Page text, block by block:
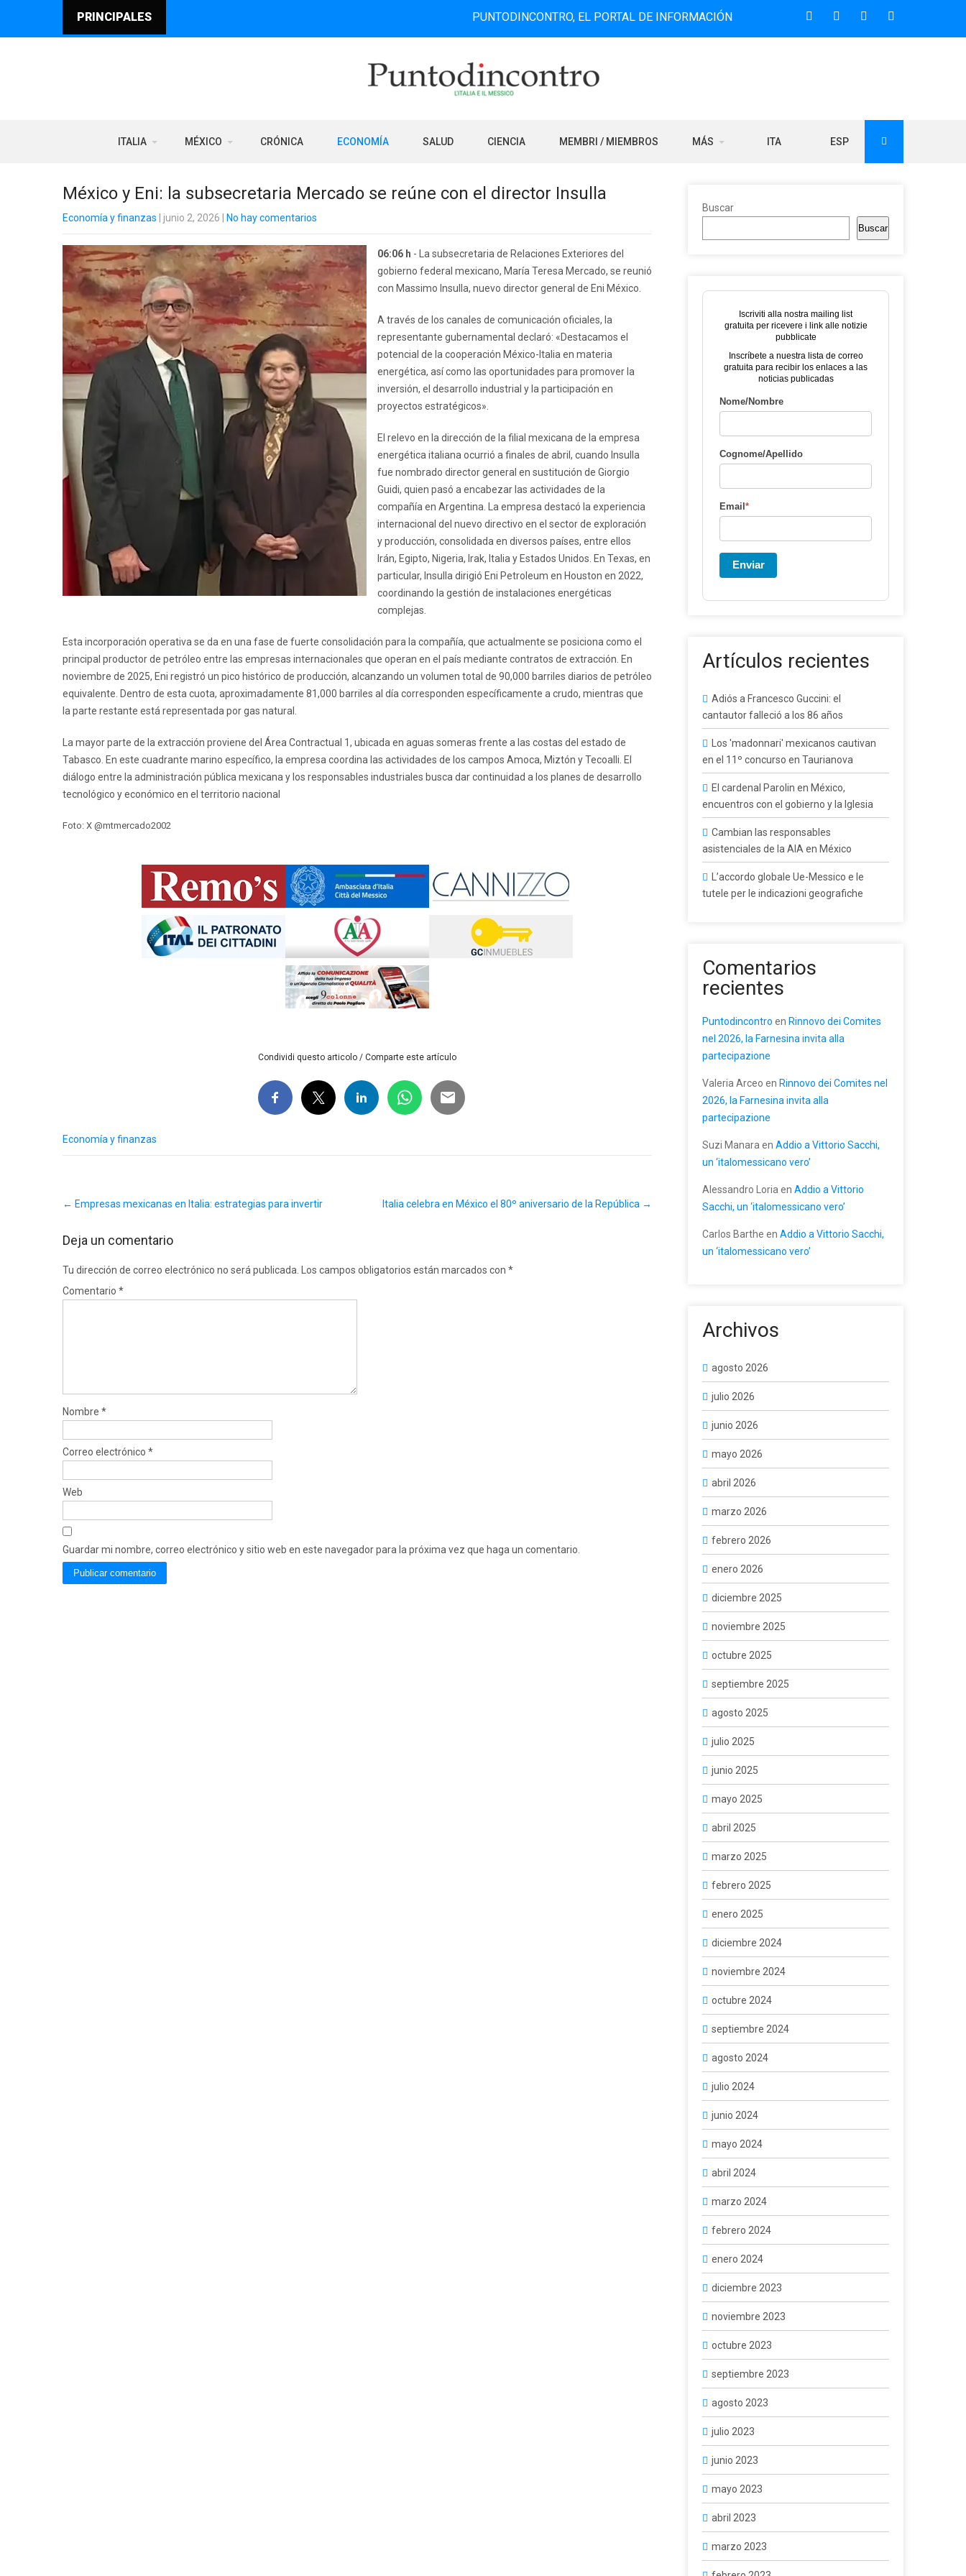
PRINCIPALES PUNTODINCONTRO, EL PORTAL DE INFORMACIÓN BILINGÜE QUE DESDE 2006 DIFUNDE NOTICIAS
ITALIA MÉXICO CRÓNICA ECONOMÍA SALUD CIENCIA MEMBRI / MIEMBROS MÁS ITA ESP
México y Eni: la subsecretaria Mercado se reúne con el director Insulla
Economía y finanzas | junio 2, 2026 No hay comentarios
06:06 h - La subsecretaria de Relaciones Exteriores del
gobierno federal mexicano, María Teresa Mercado, se reunió
con Massimo Insulla, nuevo director general de Eni México.
A través de los canales de comunicación oficiales, la
representante gubernamental declaró: «Destacamos el
potencial de la cooperación México-Italia en materia
energética, así como las oportunidades para promover la
inversión, el desarrollo industrial y la participación en
proyectos estratégicos».
El relevo en la dirección de la filial mexicana de la empresa
energética italiana ocurrió a finales de abril, cuando Insulla
fue nombrado director general en sustitución de Giorgio
Guidi, quien pasó a encabezar las actividades de la
compañía en Argentina. La empresa destacó la experiencia
internacional del nuevo directivo en el sector de exploración
y producción, consolidada en diversos países, entre ellos
Irán, Egipto, Nigeria, Irak, Italia y Estados Unidos. En Texas, en
particular, Insulla dirigió Eni Petroleum en Houston en 2022,
coordinando la gestión de instalaciones energéticas
complejas.
Esta incorporación operativa se da en una fase de fuerte consolidación para la compañía, que actualmente se posiciona como el
principal productor de petróleo entre las empresas internacionales que operan en el país mediante contratos de extracción. En
noviembre de 2025, Eni registró un pico histórico de producción, alcanzando un volumen total de 90,000 barriles diarios de petróleo
equivalente. Dentro de esta cuota, aproximadamente 81,000 barriles al día corresponden específicamente a crudo, mientras que
la parte restante está representada por gas natural.
La mayor parte de la extracción proviene del Área Contractual 1, ubicada en aguas someras frente a las costas del estado de
Tabasco. En este cuadrante marino específico, la empresa coordina las actividades de los campos Amoca, Miztón y Tecoalli. El
diálogo entre la administración pública mexicana y los responsables industriales busca dar continuidad a los planes de desarrollo
tecnológico y económico en el territorio nacional
Foto: X @mtmercado2002
Condividi questo articolo / Comparte este artículo
Economía y finanzas
navigation
← Empresas mexicanas en Italia: estrategias para invertir Italia celebra en México el 80º aniversario de la República →
Deja un comentario
Tu dirección de correo electrónico no será publicada. Los campos obligatorios están marcados con *
Comentario *
Nombre *
Correo electrónico *
Web
Guardar mi nombre, correo electrónico y sitio web en este navegador para la próxima vez que haga un comentario.
Buscar
Buscar
Iscriviti alla nostra mailing list
gratuita per ricevere i link alle notizie
pubblicate
Inscríbete a nuestra lista de correo
gratuita para recibir los enlaces a las
noticias publicadas
Nome/Nombre
Cognome/Apellido
Email *
Enviar
Artículos recientes
Adiós a Francesco Guccini: el
cantautor falleció a los 86 años
Los 'madonnari' mexicanos cautivan
en el 11º concurso en Taurianova
El cardenal Parolin en México,
encuentros con el gobierno y la Iglesia
Cambian las responsables
asistenciales de la AIA en México
L’accordo globale Ue-Messico e le
tutele per le indicazioni geografiche
Comentarios
recientes
Puntodincontro en Rinnovo dei Comites
nel 2026, la Farnesina invita alla
partecipazione
Valeria Arceo en Rinnovo dei Comites nel
2026, la Farnesina invita alla
partecipazione
Suzi Manara en Addio a Vittorio Sacchi,
un ‘italomessicano vero’
Alessandro Loria en Addio a Vittorio
Sacchi, un ‘italomessicano vero’
Carlos Barthe en Addio a Vittorio Sacchi,
un ‘italomessicano vero’
Archivos
agosto 2026
julio 2026
junio 2026
mayo 2026
abril 2026
marzo 2026
febrero 2026
enero 2026
diciembre 2025
noviembre 2025
octubre 2025
septiembre 2025
agosto 2025
julio 2025
junio 2025
mayo 2025
abril 2025
marzo 2025
febrero 2025
enero 2025
diciembre 2024
noviembre 2024
octubre 2024
septiembre 2024
agosto 2024
julio 2024
junio 2024
mayo 2024
abril 2024
marzo 2024
febrero 2024
enero 2024
diciembre 2023
noviembre 2023
octubre 2023
septiembre 2023
agosto 2023
julio 2023
junio 2023
mayo 2023
abril 2023
marzo 2023